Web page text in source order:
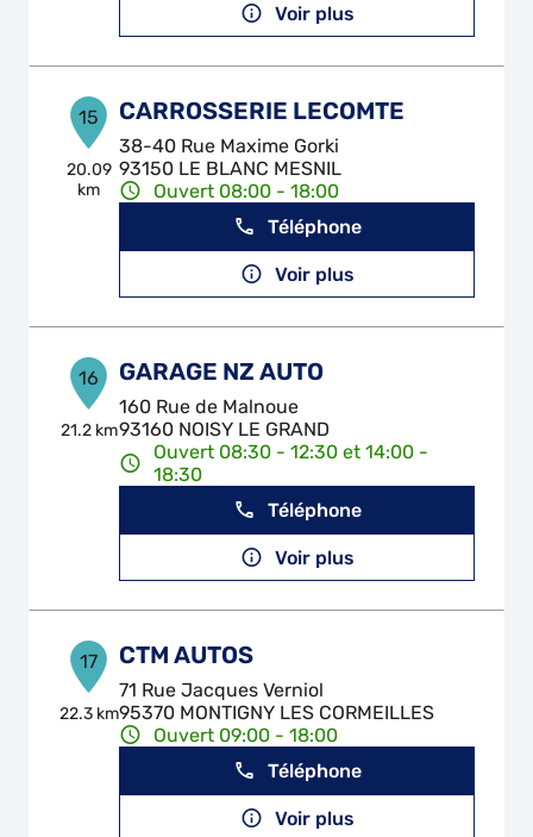
Voir plus
15
20.09
km
CARROSSERIE LECOMTE
38-40 Rue Maxime Gorki
93150 LE BLANC MESNIL
Ouvert 08:00 - 18:00
Téléphone
Voir plus
16
21.2 km
GARAGE NZ AUTO
160 Rue de Malnoue
93160 NOISY LE GRAND
Ouvert 08:30 - 12:30 et 14:00 -
18:30
Téléphone
Voir plus
17
22.3 km
CTM AUTOS
71 Rue Jacques Verniol
95370 MONTIGNY LES CORMEILLES
Ouvert 09:00 - 18:00
Téléphone
Voir plus